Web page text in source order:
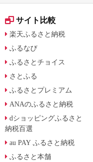
サイト比較
楽天ふるさと納税
ふるなび
ふるさとチョイス
さとふる
ふるさとプレミアム
ANAのふるさと納税
dショッピングふるさと
納税百選
au PAY ふるさと納税
ふるさと本舗